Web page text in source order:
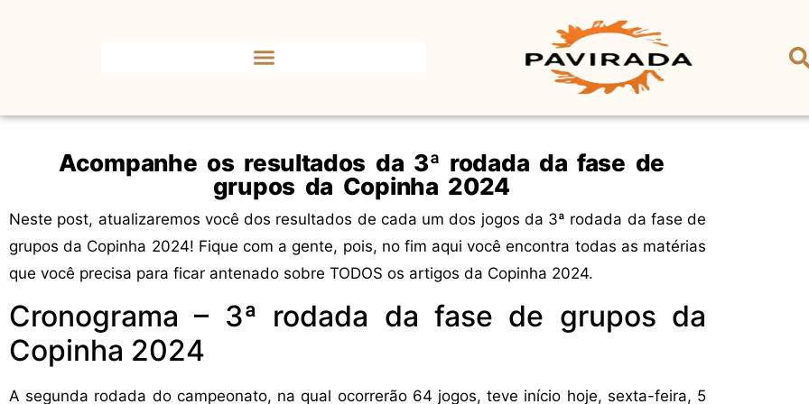
Acompanhe os resultados da 3ª rodada da fase de
grupos da Copinha 2024
Neste post, atualizaremos você dos resultados de cada um dos jogos da 3ª rodada da fase de
grupos da Copinha 2024! Fique com a gente, pois, no fim aqui você encontra todas as matérias
que você precisa para ficar antenado sobre TODOS os artigos da Copinha 2024.
Cronograma – 3ª rodada da fase de grupos da
Copinha 2024
A segunda rodada do campeonato, na qual ocorrerão 64 jogos, teve início hoje, sexta-feira, 5